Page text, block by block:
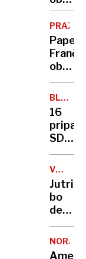
zanima
nakup
Papež
ob
božiču
in
leta
pomen
upanja
BLIŽNJI
VZHOD
16
SDF
ubitih
v
na
Sirije
Jutri
bo
delno
jasno,
NORAD